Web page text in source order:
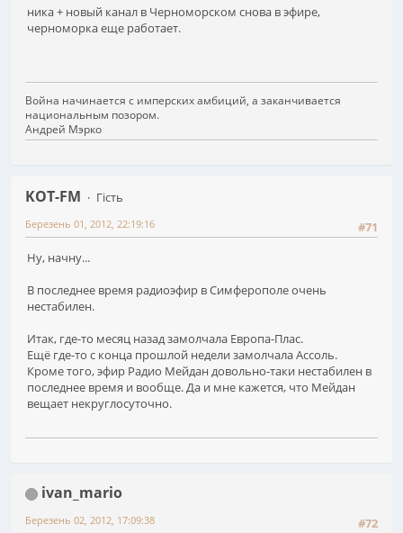
ника + новый канал в Черноморском снова в эфире,
черноморка еще работает.
Война начинается с имперских амбиций, а заканчивается
национальным позором.
Андрей Мэрко
KOT-FM
Гість
#71
Березень 01, 2012, 22:19:16
Ну, начну...
В последнее время радиоэфир в Симферополе очень
нестабилен.
Итак, где-то месяц назад замолчала Европа-Плас.
Ещё где-то с конца прошлой недели замолчала Ассоль.
Кроме того, эфир Радио Мейдан довольно-таки нестабилен в
последнее время и вообще. Да и мне кажется, что Мейдан
вещает некруглосуточно.
ivan_mario
#72
Березень 02, 2012, 17:09:38